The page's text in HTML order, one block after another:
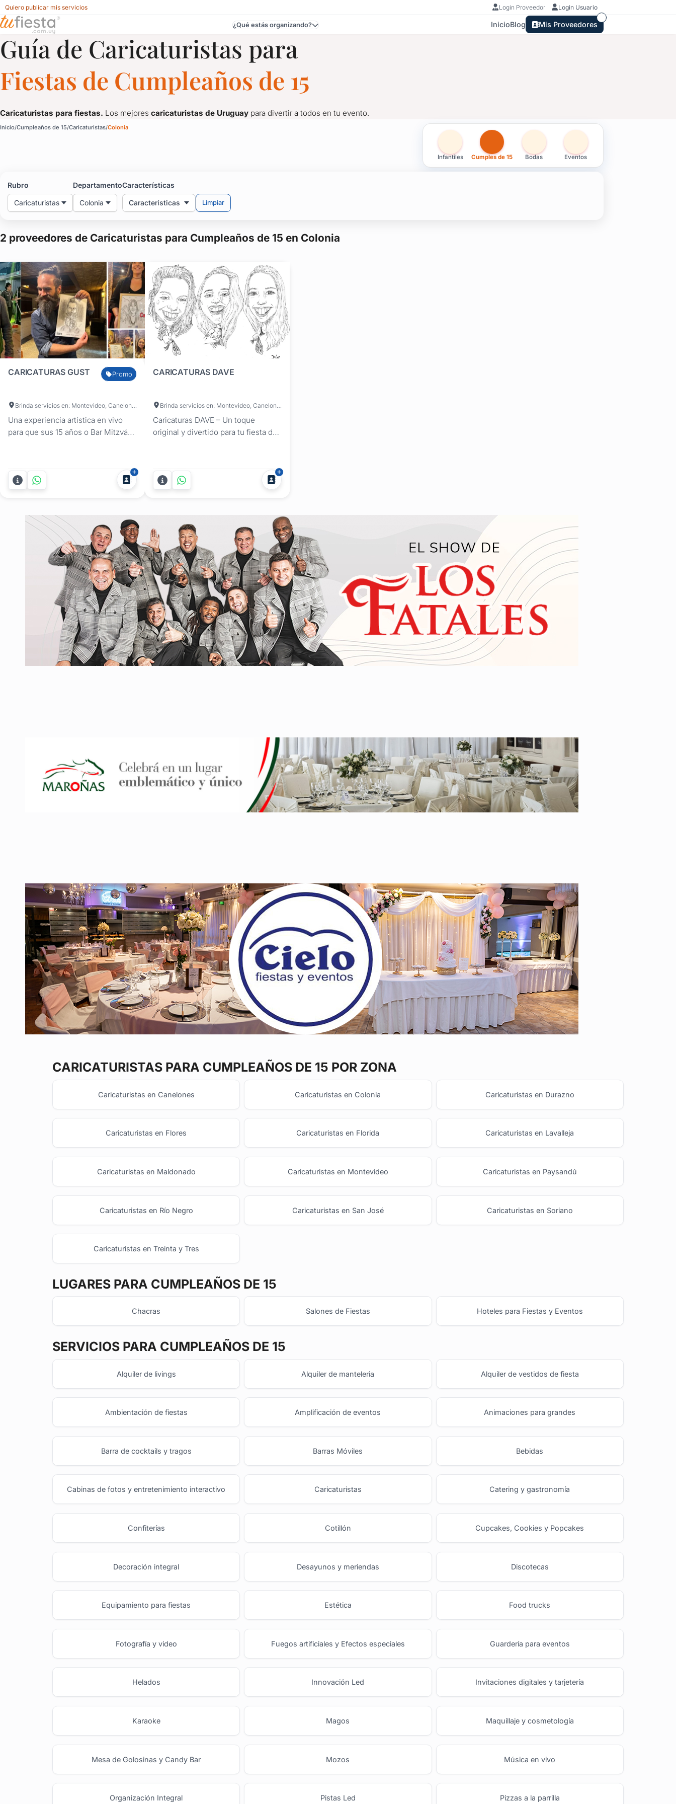
Quiero publicar mis servicios Login Proveedor Login Usuario
Caricaturistas para Cumpleaños de 15 en Colonia
¿Qué estás organizando? InicioBlog Mis Proveedores
Guía de Caricaturistas para
Fiestas de Cumpleaños de 15
Caricaturistas para fiestas. Los mejores caricaturistas de Uruguay para divertir a todos en tu evento.
Inicio Cumpleaños de 15 Caricaturistas Colonia
Infantiles Cumples de 15 Bodas Eventos
Rubro
Caricaturistas
Departamento
Colonia
Características
Características Limpiar
2 proveedores de Caricaturistas para Cumpleaños de 15 en Colonia
CARICATURAS GUST Promo
Brinda servicios en: Montevideo, Canelones, Colonia, Maldonado, San José, Treinta y Tres, Soriano, Paysandú, Lavalleja, Durazno, Río Negro, Flores
Una experiencia artística en vivo
para que sus 15 años o Bar Mitzvá
enganche tanto a los adolescentes
como a los adultos desde el primer
minuto? Soy Gust, artista plástico,
más de 30 años de...
CARICATURAS DAVE
Brinda servicios en: Montevideo, Canelones, San José, Maldonado, Colonia, Florida
Caricaturas DAVE – Un toque
original y divertido para tu fiesta de
diferente? Caricaturas DAVE
transforma tu fiesta en un evento
inolvidable con caricaturas en vivo
CARICATURISTAS PARA CUMPLEAÑOS DE 15 POR ZONA
Caricaturistas en Canelones Caricaturistas en Colonia Caricaturistas en Durazno
Caricaturistas en Flores Caricaturistas en Florida Caricaturistas en Lavalleja
Caricaturistas en Maldonado Caricaturistas en Montevideo Caricaturistas en Paysandú
Caricaturistas en Río Negro Caricaturistas en San José Caricaturistas en Soriano
Caricaturistas en Treinta y Tres
LUGARES PARA CUMPLEAÑOS DE 15
Chacras Salones de Fiestas Hoteles para Fiestas y Eventos
SERVICIOS PARA CUMPLEAÑOS DE 15
Alquiler de livings Alquiler de manteleria Alquiler de vestidos de fiesta
Ambientación de fiestas Amplificación de eventos Animaciones para grandes
Barra de cocktails y tragos Barras Móviles Bebidas
Cabinas de fotos y entretenimiento interactivo Caricaturistas Catering y gastronomía
Confiterías Cotillón Cupcakes, Cookies y Popcakes
Decoración integral Desayunos y meriendas Discotecas
Equipamiento para fiestas Estética Food trucks
Fotografía y video Fuegos artificiales y Efectos especiales Guardería para eventos
Helados Innovación Led Invitaciones digitales y tarjetería
Karaoke Magos Maquillaje y cosmetología
Mesa de Golosinas y Candy Bar Mozos Música en vivo
Organización Integral Pistas Led Pizzas a la parrilla
Caricaturistas para Cumpleaños de 15 en Colonia